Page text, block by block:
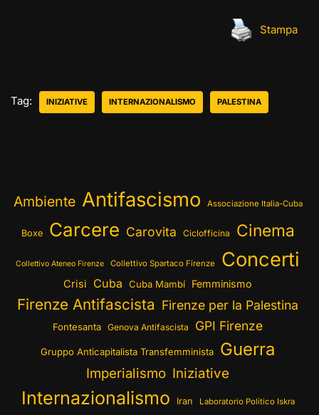
Stampa
Tag: INIZIATIVE INTERNAZIONALISMO PALESTINA
Ambiente Antifascismo Associazione Italia-Cuba
Boxe Carcere Carovita Ciclofficina Cinema
Collettivo Ateneo Firenze Collettivo Spartaco Firenze Concerti
Crisi Cuba Cuba Mambí Femminismo
Firenze Antifascista Firenze per la Palestina
Fontesanta Genova Antifascista GPI Firenze
Gruppo Anticapitalista Transfemminista Guerra
Imperialismo Iniziative
Internazionalismo Iran Laboratorio Politico Iskra